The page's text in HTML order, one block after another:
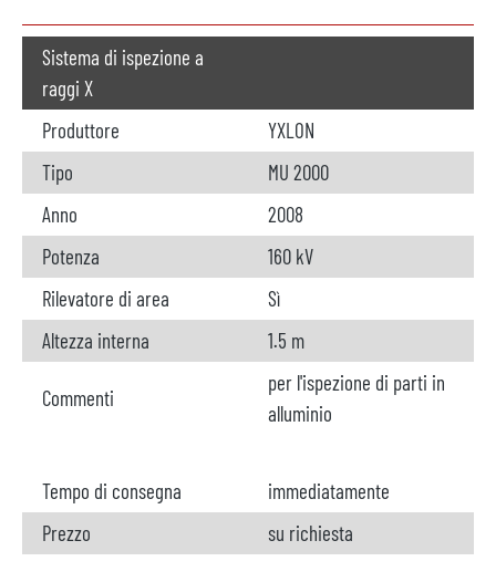
Sistema di ispezione a
raggi X
Produttore
YXLON
Tipo
MU 2000
Anno
2008
Potenza
160 kV
Rilevatore di area
Sì
Altezza interna
1.5 m
Commenti
per l'ispezione di parti in
alluminio
Tempo di consegna
immediatamente
Prezzo
su richiesta